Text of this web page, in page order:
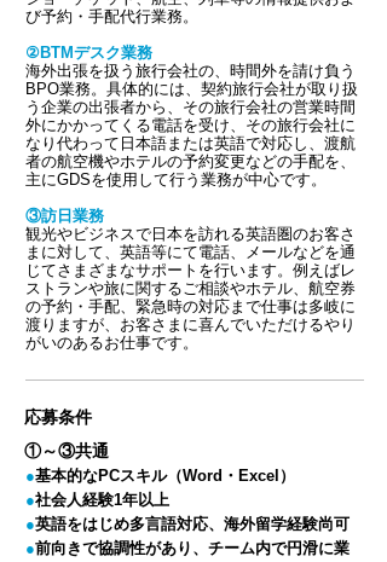
び予約・手配代行業務。
②BTMデスク業務
海外出張を扱う旅行会社の、時間外を請け負う
BPO業務。具体的には、契約旅行会社が取り扱
う企業の出張者から、その旅行会社の営業時間
外にかかってくる電話を受け、その旅行会社に
なり代わって日本語または英語で対応し、渡航
者の航空機やホテルの予約変更などの手配を、
主にGDSを使用して行う業務が中心です。
​③訪日業務
観光やビジネスで日本を訪れる英語圏のお客さ
まに対して、英語等にて電話、メールなどを通
じてさまざまなサポートを行います。例えばレ
ストランや旅に関するご相談やホテル、航空券
の予約・手配、緊急時の対応まで仕事は多岐に
渡りますが、お客さまに喜んでいただけるやり
がいのあるお仕事です。
​応募条件
​①～③共通
●基本的なPCスキル（Word・Excel）
●社会人経験1年以上
●英語をはじめ多言語対応、海外留学経験尚可
●前向きで協調性があり、チーム内で円滑に業